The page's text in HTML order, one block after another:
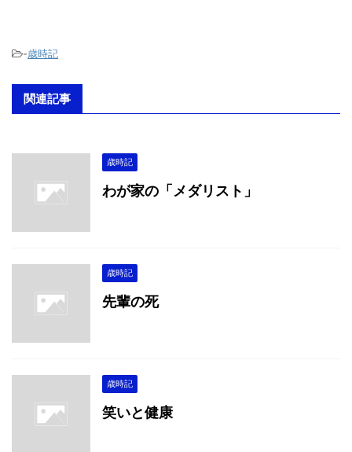
-歳時記
関連記事
歳時記
わが家の「メダリスト」
歳時記
先輩の死
歳時記
笑いと健康